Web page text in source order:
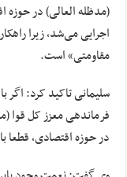
(مدظله العالی) در حوزه
اجرایی می‌شد، زیرا
مقاومتی» است.
سلیمانی تاکید کرد:
فرماندهی معزز کل قوا
در حوزه اقتصادی، قطعا